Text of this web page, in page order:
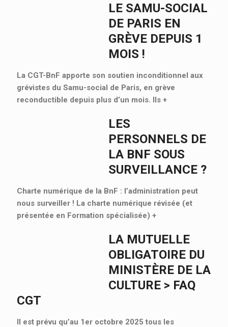
LE SAMU-SOCIAL
DE PARIS EN
GRÈVE DEPUIS 1
MOIS !
La CGT-BnF apporte son soutien inconditionnel aux
grévistes du Samu-social de Paris, en grève
reconductible depuis plus d’un mois. Ils +
LES
PERSONNELS DE
LA BNF SOUS
SURVEILLANCE ?
Charte numérique de la BnF : l’administration peut
nous surveiller ! La charte numérique révisée (et
présentée en Formation spécialisée) +
LA MUTUELLE
OBLIGATOIRE DU
MINISTÈRE DE LA
CULTURE > FAQ
CGT
Il est prévu qu’au 1er octobre 2025 tous les